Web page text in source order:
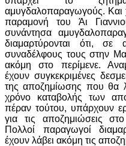
αμυγδαλοπαραγωγούς. Και
παραμονή του Άι
συνάντησα
διαμαρτύρονται ότι, σε
συναδέλφους τους στην
ακόμη στο περίμενε.
έχουν συγκεκριμένες
της αποζημίωσης που θα
χρόνο καταβολής των
πέραν τούτου, υπάρχουν
για τις αποζημιώσεις
Πολλοί παραγωγοί
έχουν λάβει ακόμη τις